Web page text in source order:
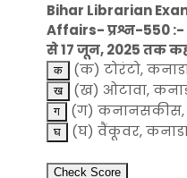
Bihar Librarian
Affairs- प्रश्न-550 :-
से 17 जून, 2025 तक
(क) टोरंटो,
(ख) ओटावा,
(ग) कनानसकीस,
(घ) वैंकूवर,